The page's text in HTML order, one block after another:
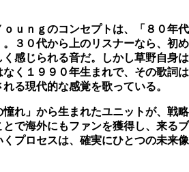
ｕｎｇのコンセプトは、「８０年代
３０代から上のリスナーなら、初め
感じられる音だ。しかし草野自身は
く１９９０年生まれで、その歌詞は
る現代的な感覚を歌っている。
憧れ」から生まれたユニットが、戦略
で海外にもファンを獲得し、来るブ
プロセスは、確実にひとつの未来像